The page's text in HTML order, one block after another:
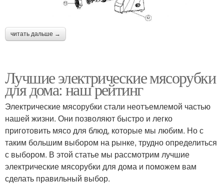
читать дальше →
Лучшие электрические мясорубки
для дома: наш рейтинг
Электрические мясорубки стали неотъемлемой частью
нашей жизни. Они позволяют быстро и легко
приготовить мясо для блюд, которые мы любим. Но с
таким большим выбором на рынке, трудно определиться
с выбором. В этой статье мы рассмотрим лучшие
электрические мясорубки для дома и поможем вам
сделать правильный выбор.